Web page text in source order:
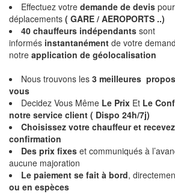
Effectuez votre demande de devis
déplacements ( GARE / AEROPORTS ..)
40 chauffeurs indépendants sont
informés instantanément de votre
notre application de géolocalisation
Nous trouvons les 3 meilleures
vous
Decidez Vous Même Le Prix Et Le
notre service client ( Dispo 24h/7j)
Choisissez votre chauffeur et
confirmation
Des prix fixes et communiqués à
aucune majoration
Le paiement se fait à bord,
ou en espèces